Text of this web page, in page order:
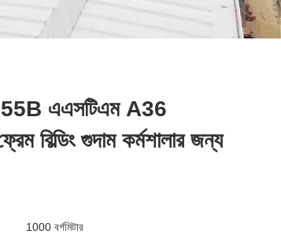
এএসটিএম A36
বিল্ডিং গুদাম কর্মশালার জন্য
1000 বর্গমিটার